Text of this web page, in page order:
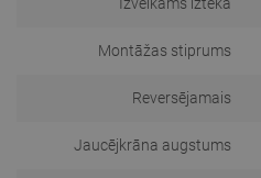
Montāžas stiprums
Reversējamais
Jaucējkrāna augstums